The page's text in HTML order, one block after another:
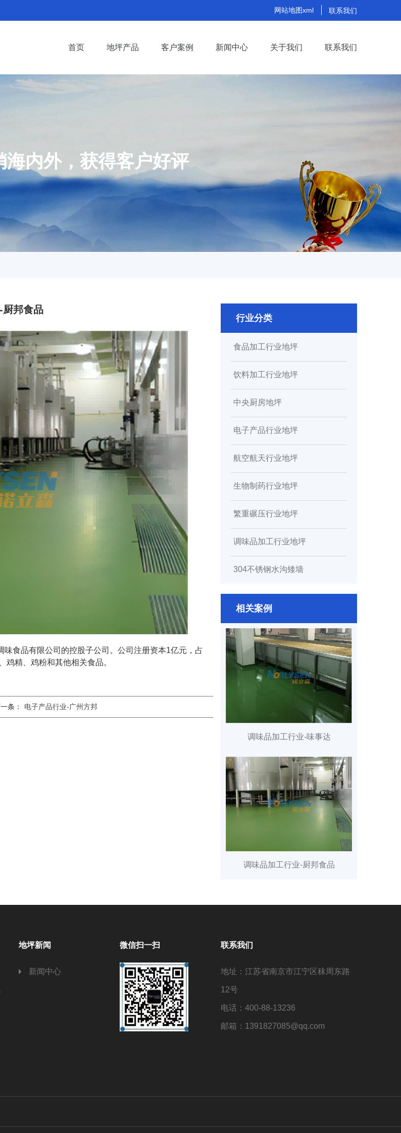
网站地图xml 联系我们
首页 地坪产品 客户案例 新闻中心 关于我们 联系我们
海内外，获得客户好评
厨邦食品
食品有限公司的控股子公司。公司注册资本1亿元，占
精、鸡粉和其他相关食品。
条： 电子产品行业-广州方邦
行业分类
食品加工行业地坪
饮料加工行业地坪
中央厨房地坪
电子产品行业地坪
航空航天行业地坪
生物制药行业地坪
繁重碾压行业地坪
调味品加工行业地坪
304不锈钢水沟矮墙
相关案例
调味品加工行业-味事达
调味品加工行业-厨邦食品
地坪新闻
新闻中心
微信扫一扫 联系我们
地址：江苏省南京市江宁区秣周东路
12号
电话：400-88-13236
邮箱：1391827085@qq.com